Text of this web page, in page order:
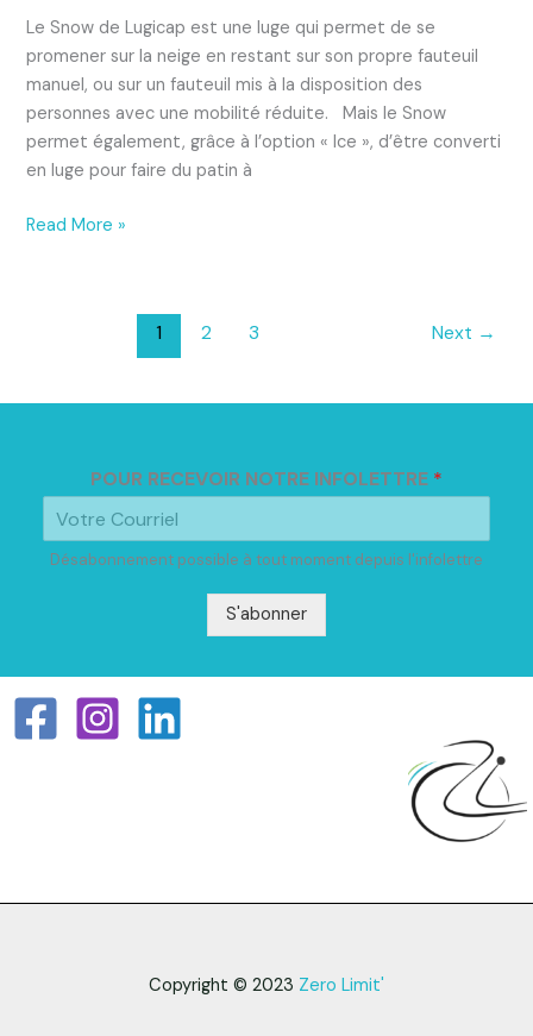
Le Snow de Lugicap est une luge qui permet de se
promener sur la neige en restant sur son propre fauteuil
manuel, ou sur un fauteuil mis à la disposition des
personnes avec une mobilité réduite. Mais le Snow
permet également, grâce à l’option « Ice », d’être converti
en luge pour faire du patin à
Read More »
1 2 3 Next →
POUR RECEVOIR NOTRE INFOLETTRE *
Désabonnement possible à tout moment depuis l'infolettre
S'abonner
Copyright © 2023 Zero Limit'